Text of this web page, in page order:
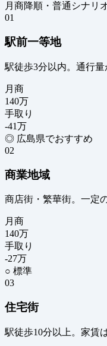
月商降順・普通シナリ
01
駅前一等地
駅徒歩3分以内。通行
月商
140万
手取り
-41万
◎ 広島県でおすすめ
02
商業地域
商店街・繁華街。一定
月商
140万
手取り
-27万
○ 標準
03
住宅街
駅徒歩10分以上。家賃